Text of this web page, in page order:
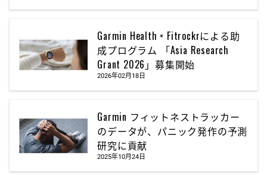
Garmin Health × Fitrockrによる助
成プログラム 「Asia Research
Grant 2026」募集開始
2026年02月18日
Garmin フィットネストラッカー
のデータが、パニック発作の予測
研究に貢献
2025年10月24日